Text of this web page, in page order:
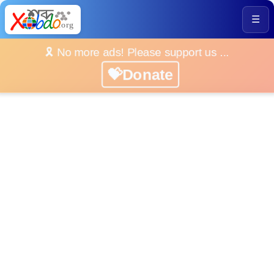
☰
🎗️ No more ads! Please support us ...
💝Donate